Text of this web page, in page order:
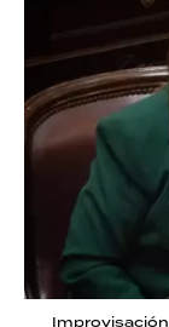
Improvisación